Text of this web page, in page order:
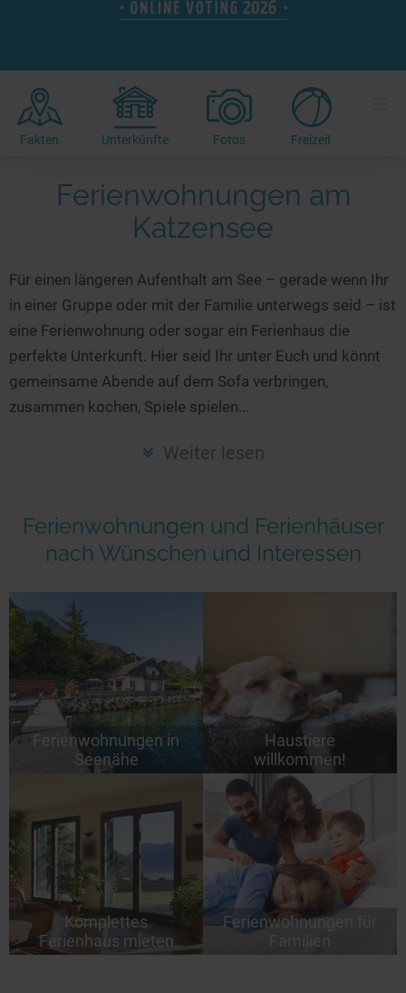
Radtouren am See
Kitesurfen
Kanu- & Kajaktouren
Badeseen in Deutschland
Wellness am See
Urlaub an der Küste
Unterkünfte
Hotels am See
Ferienwohnungen
Camping
Wanderurlaub
Bikeurlaub
Auszeit & Wellness
Camping am See
Top-Hotels
Familienhotels
Biohotels
Ausgefallenes
Häuser auf dem Wasser
Hundefreundliche Unterkünfte
Glamping
Seen in Deutschland
Seen in Europa
Überwachte Badestellen
Deutschlands schönste Seen
Top Seen nach Bundesländern
Top Seen nach Regionen
Deutschlands Lieblingsseen
Seen in Europa
Niederlande
Norwegen
alle Länder…
Fakten Unterkünfte Fotos Freizeit
Ferienwohnungen am
Katzensee
Für einen längeren Aufenthalt am See – gerade wenn Ihr
in einer Gruppe oder mit der Familie unterwegs seid – ist
eine Ferienwohnung oder sogar ein Ferienhaus die
perfekte Unterkunft. Hier seid Ihr unter Euch und könnt
gemeinsame Abende auf dem Sofa verbringen,
zusammen kochen, Spiele spielen...
Weiter lesen
Ferienwohnungen und Ferienhäuser
nach Wünschen und Interessen
Ferienwohnungen in
Seenähe
Haustiere
willkommen!
Komplettes
Ferienhaus mieten
Ferienwohnungen für
Familien